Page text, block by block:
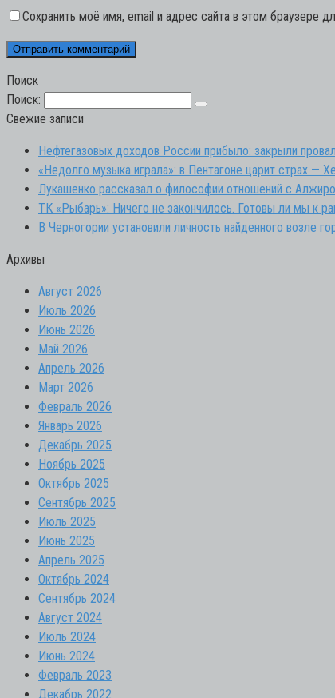
Сохранить моё имя, email и адрес сайта в этом браузере
Поиск
Поиск:
Свежие записи
Нефтегазовых доходов России прибыло: закрыли
«Недолго музыка играла»: в Пентагоне царит страх —
Лукашенко рассказал о философии отношений с
ТК «Рыбарь»: Ничего не закончилось. Готовы ли мы к
В Черногории установили личность найденного возле
Архивы
Август 2026
Июль 2026
Июнь 2026
Май 2026
Апрель 2026
Март 2026
Февраль 2026
Январь 2026
Декабрь 2025
Ноябрь 2025
Октябрь 2025
Сентябрь 2025
Июль 2025
Июнь 2025
Апрель 2025
Октябрь 2024
Сентябрь 2024
Август 2024
Июль 2024
Июнь 2024
Февраль 2023
Декабрь 2022